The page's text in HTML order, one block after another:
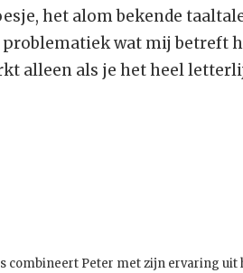
het alom bekende
problematiek wat mij betreft
alleen als je het heel
combineert Peter met zijn ervaring uit